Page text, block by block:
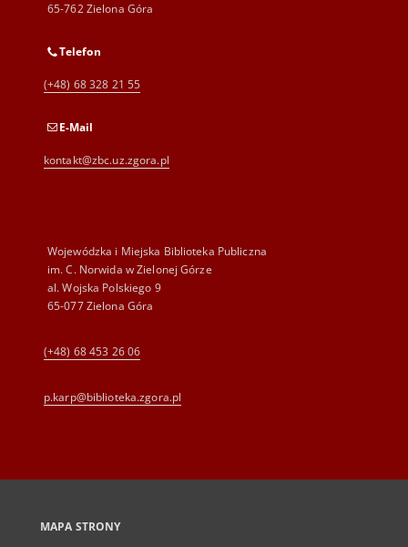
65-762 Zielona Góra
Telefon
(+48) 68 328 21 55
E-Mail
kontakt@zbc.uz.zgora.pl
Wojewódzka i Miejska Biblioteka Publiczna
im. C. Norwida w Zielonej Górze
al. Wojska Polskiego 9
65-077 Zielona Góra
(+48) 68 453 26 06
p.karp@biblioteka.zgora.pl
MAPA STRONY